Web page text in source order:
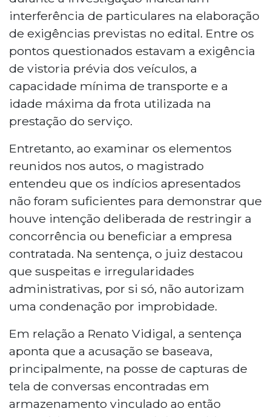
interferência de particulares na elaboração
de exigências previstas no edital. Entre os
pontos questionados estavam a exigência
de vistoria prévia dos veículos, a
capacidade mínima de transporte e a
idade máxima da frota utilizada na
prestação do serviço.
Entretanto, ao examinar os elementos
reunidos nos autos, o magistrado
entendeu que os indícios apresentados
não foram suficientes para demonstrar que
houve intenção deliberada de restringir a
concorrência ou beneficiar a empresa
contratada. Na sentença, o juiz destacou
que suspeitas e irregularidades
administrativas, por si só, não autorizam
uma condenação por improbidade.
Em relação a Renato Vidigal, a sentença
aponta que a acusação se baseava,
principalmente, na posse de capturas de
tela de conversas encontradas em
armazenamento vinculado ao então